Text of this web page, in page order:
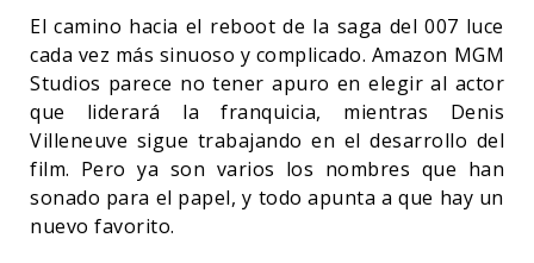
El camino hacia el reboot de la saga del 007 luce
cada vez más sinuoso y complicado. Amazon MGM
Studios parece no tener apuro en elegir al actor
que liderará la franquicia, mientras Denis
Villeneuve sigue trabajando en el desarrollo del
film. Pero ya son varios los nombres que han
sonado para el papel, y todo apunta a que hay un
nuevo favorito.